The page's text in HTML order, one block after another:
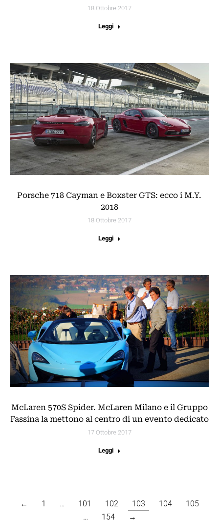
18 Ottobre 2017
Leggi
Porsche 718 Cayman e Boxster GTS: ecco i M.Y.
2018
18 Ottobre 2017
Leggi
McLaren 570S Spider. McLaren Milano e il Gruppo
Fassina la mettono al centro di un evento dedicato
17 Ottobre 2017
Leggi
← 1 … 101 102 103 104
105
…
154 →